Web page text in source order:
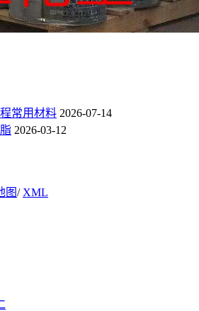
常用材料 2026-07-14
2026-03-12
图/ XML